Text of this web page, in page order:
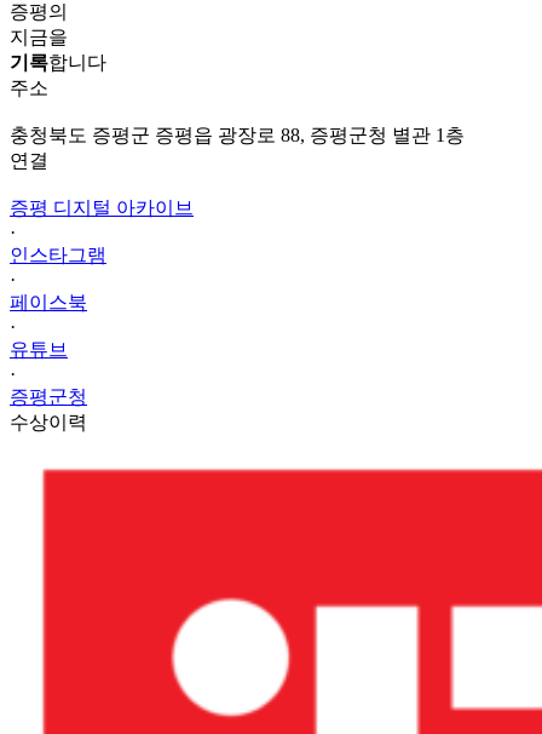
증평의
지금을
기록합니다
주소
충청북도 증평군 증평읍 광장로 88, 증평군청 별관 1층
연결
증평 디지털 아카이브
·
인스타그램
·
페이스북
·
유튜브
·
증평군청
수상이력